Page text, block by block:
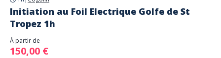
Initiation au Foil Electrique Golfe de St
Tropez 1h
À partir de
150,00 €